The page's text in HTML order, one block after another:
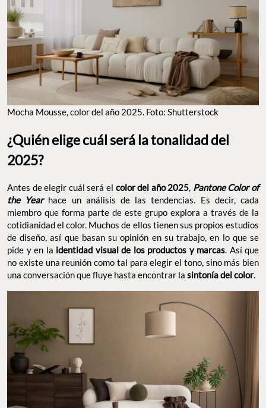
Mocha Mousse, color del año 2025. Foto: Shutterstock
¿Quién elige cuál será la tonalidad del
2025?
Antes de elegir cuál será el color del año 2025, Pantone Color of
the Yearhace un análisis de las tendencias. Es decir, cada
miembro que forma parte de este grupo explora a través de la
cotidianidad el color. Muchos de ellos tienen sus propios estudios
de diseño, así que basan su opinión en su trabajo, en lo que se
pide y en la identidad visual de los productos y marcas. Así que
no existe una reunión como tal para elegir el tono, sino más bien
una conversación que fluye hasta encontrar la sintonía del color.